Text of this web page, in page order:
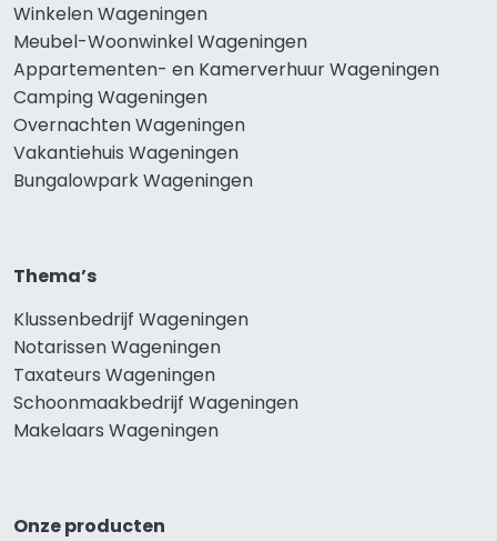
Winkelen Wageningen
Meubel-Woonwinkel Wageningen
Appartementen- en Kamerverhuur Wageningen
Camping Wageningen
Overnachten Wageningen
Vakantiehuis Wageningen
Bungalowpark Wageningen
Thema’s
Klussenbedrijf Wageningen
Notarissen Wageningen
Taxateurs Wageningen
Schoonmaakbedrijf Wageningen
Makelaars Wageningen
Onze producten